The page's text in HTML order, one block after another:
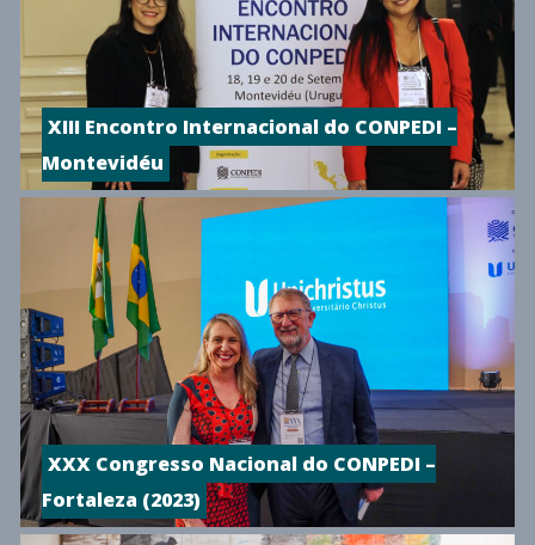
XIII Encontro Internacional do CONPEDI –
Montevidéu
XXX Congresso Nacional do CONPEDI –
Fortaleza (2023)